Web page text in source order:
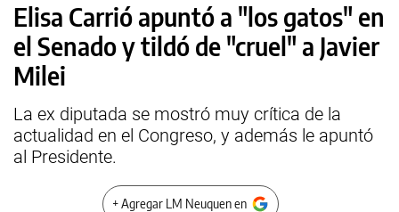
Elisa Carrió apuntó a "los gatos" en
el Senado y tildó de "cruel" a Javier
Milei
La ex diputada se mostró muy crítica de la
actualidad en el Congreso, y además le apuntó
al Presidente.
+ Agregar LM Neuquen en